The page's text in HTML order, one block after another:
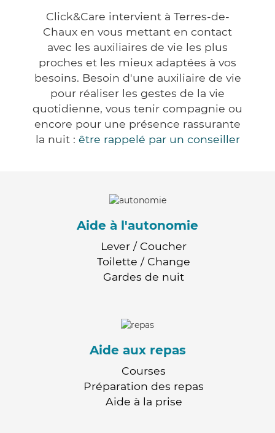
Click&Care intervient à Terres-de-
Chaux en vous mettant en contact
avec les auxiliaires de vie les plus
proches et les mieux adaptées à vos
besoins. Besoin d'une auxiliaire de vie
pour réaliser les gestes de la vie
quotidienne, vous tenir compagnie ou
encore pour une présence rassurante
la nuit : être rappelé par un conseiller
Aide à l'autonomie
Lever / Coucher
Toilette / Change
Gardes de nuit
Aide aux repas
Courses
Préparation des repas
Aide à la prise